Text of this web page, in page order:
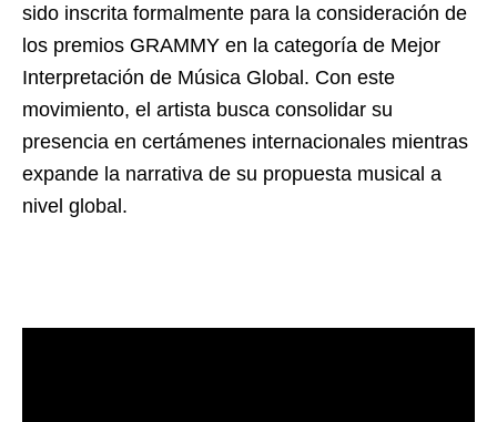
sido inscrita formalmente para la consideración de
los premios GRAMMY en la categoría de Mejor
Interpretación de Música Global. Con este
movimiento, el artista busca consolidar su
presencia en certámenes internacionales mientras
expande la narrativa de su propuesta musical a
nivel global.